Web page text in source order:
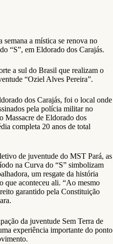
a mística se renova no
“S”, em Eldorado dos Carajás.
a sul do Brasil que realizam o
“Oziel Alves Pereira”.
dos Carajás, foi o local onde
pela polícia militar no
Massacre de Eldorado dos
completa 20 anos de total
de juventude do MST Pará, as
na Curva do “S” simbolizam
um resgate da história
que aconteceu ali. “Ao mesmo
garantido pela Constituição
da juventude Sem Terra de
experiência importante do ponto